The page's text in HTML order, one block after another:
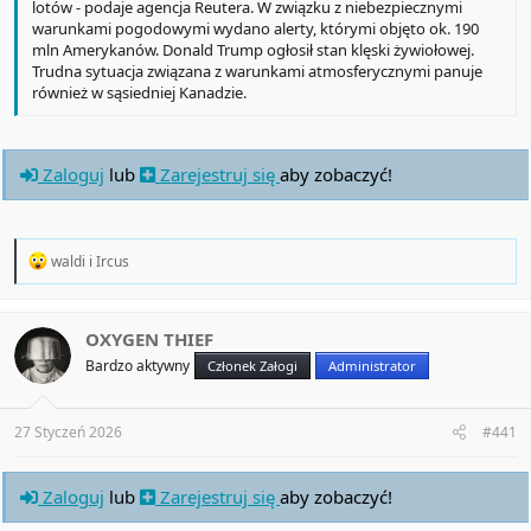
lotów - podaje agencja Reutera. W związku z niebezpiecznymi
warunkami pogodowymi wydano alerty, którymi objęto ok. 190
mln Amerykanów. Donald Trump ogłosił stan klęski żywiołowej.
Trudna sytuacja związana z warunkami atmosferycznymi panuje
również w sąsiedniej Kanadzie.
Zaloguj lub Zarejestruj się aby zobaczyć!
R
t
i
o
s
:
waldi i Ircus
OXYGEN THIEF
Bardzo aktywny Członek Załogi Administrator
27 Styczeń 2026 #441
Zaloguj lub Zarejestruj się aby zobaczyć!